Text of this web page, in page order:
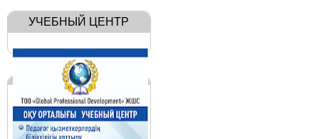
УЧЕБНЫЙ ЦЕНТР